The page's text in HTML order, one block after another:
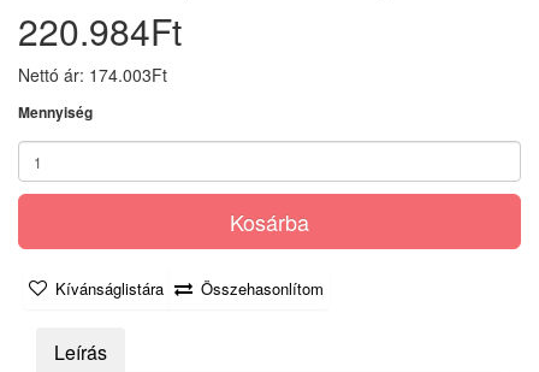
220.984Ft
Nettó ár: 174.003Ft
Mennyiség
Kosárba
Kívánságlistára Összehasonlítom
Leírás